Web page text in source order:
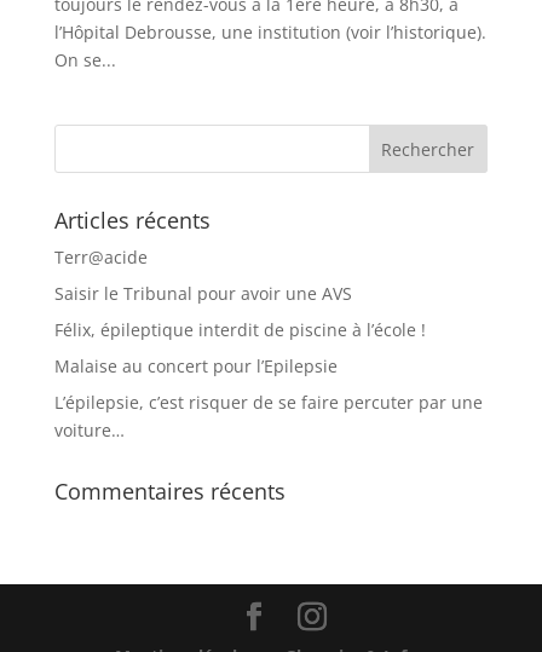
l’Hôpital Debrousse, une institution (voir l’historique).
On se...
Articles récents
Terr@acide
Saisir le Tribunal pour avoir une AVS
Félix, épileptique interdit de piscine à l’école !
Malaise au concert pour l’Epilepsie
L’épilepsie, c’est risquer de se faire percuter par une
voiture…
Commentaires récents